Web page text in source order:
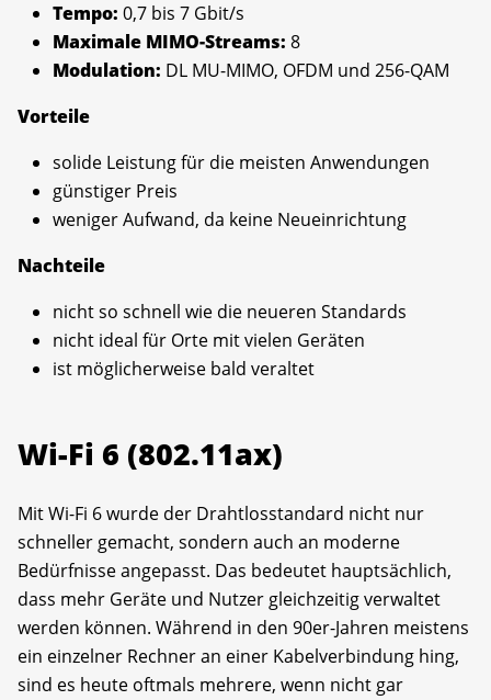
Tempo: 0,7 bis 7 Gbit/s
Maximale MIMO-Streams: 8
Modulation: DL MU-MIMO, OFDM und 256-QAM
Vorteile
solide Leistung für die meisten Anwendungen
günstiger Preis
weniger Aufwand, da keine Neueinrichtung
Nachteile
nicht so schnell wie die neueren Standards
nicht ideal für Orte mit vielen Geräten
ist möglicherweise bald veraltet
Wi-Fi 6 (802.11ax)
Mit Wi-Fi 6 wurde der Drahtlosstandard nicht nur
schneller gemacht, sondern auch an moderne
Bedürfnisse angepasst. Das bedeutet hauptsächlich,
dass mehr Geräte und Nutzer gleichzeitig verwaltet
werden können. Während in den 90er-Jahren meistens
ein einzelner Rechner an einer Kabelverbindung hing,
sind es heute oftmals mehrere, wenn nicht gar